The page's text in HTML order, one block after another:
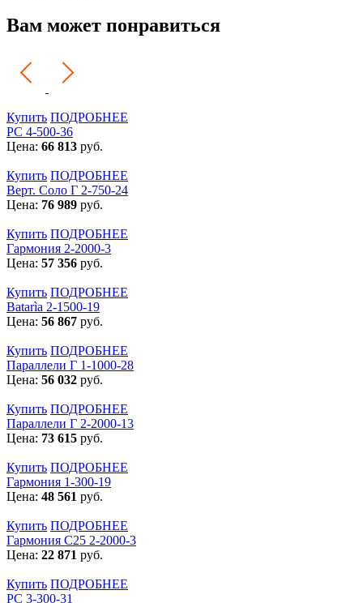
Вам может понравиться
Купить ПОДРОБНЕЕ
РС 4-500-36
Цена: 66 813 руб.
Купить ПОДРОБНЕЕ
Верт. Соло Г 2-750-24
Цена: 76 989 руб.
Купить ПОДРОБНЕЕ
Гармония 2-2000-3
Цена: 57 356 руб.
Купить ПОДРОБНЕЕ
Batarìa 2-1500-19
Цена: 56 867 руб.
Купить ПОДРОБНЕЕ
Параллели Г 1-1000-28
Цена: 56 032 руб.
Купить ПОДРОБНЕЕ
Параллели Г 2-2000-13
Цена: 73 615 руб.
Купить ПОДРОБНЕЕ
Гармония 1-300-19
Цена: 48 561 руб.
Купить ПОДРОБНЕЕ
Гармония С25 2-2000-3
Цена: 22 871 руб.
Купить ПОДРОБНЕЕ
РС 3-300-31